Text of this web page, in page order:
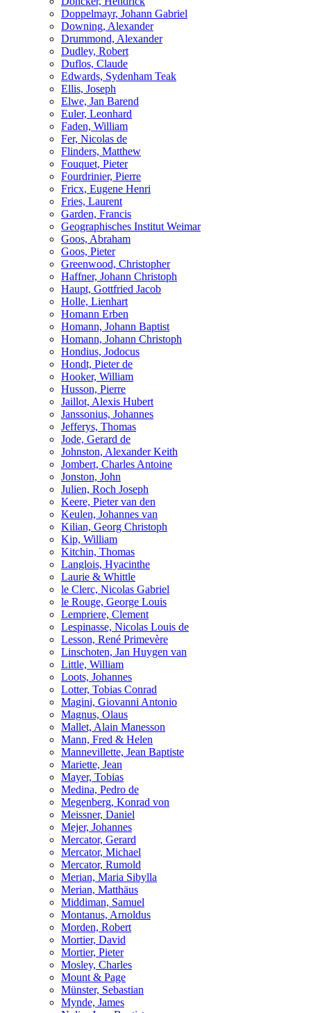
Doppelmayr, Johann Gabriel
Downing, Alexander
Drummond, Alexander
Dudley, Robert
Duflos, Claude
Edwards, Sydenham Teak
Ellis, Joseph
Elwe, Jan Barend
Euler, Leonhard
Faden, William
Fer, Nicolas de
Flinders, Matthew
Fouquet, Pieter
Fourdrinier, Pierre
Fricx, Eugene Henri
Fries, Laurent
Garden, Francis
Geographisches Institut Weimar
Goos, Abraham
Goos, Pieter
Greenwood, Christopher
Haffner, Johann Christoph
Haupt, Gottfried Jacob
Holle, Lienhart
Homann Erben
Homann, Johann Baptist
Homann, Johann Christoph
Hondius, Jodocus
Hondt, Pieter de
Hooker, William
Husson, Pierre
Jaillot, Alexis Hubert
Janssonius, Johannes
Jefferys, Thomas
Jode, Gerard de
Johnston, Alexander Keith
Jombert, Charles Antoine
Jonston, John
Julien, Roch Joseph
Keere, Pieter van den
Keulen, Johannes van
Kilian, Georg Christoph
Kip, William
Kitchin, Thomas
Langlois, Hyacinthe
Laurie & Whittle
le Clerc, Nicolas Gabriel
le Rouge, George Louis
Lempriere, Clement
Lespinasse, Nicolas Louis de
Lesson, René Primevère
Linschoten, Jan Huygen van
Little, William
Loots, Johannes
Lotter, Tobias Conrad
Magini, Giovanni Antonio
Magnus, Olaus
Mallet, Alain Manesson
Mann, Fred & Helen
Mannevillette, Jean Baptiste
Mariette, Jean
Mayer, Tobias
Medina, Pedro de
Megenberg, Konrad von
Meissner, Daniel
Mejer, Johannes
Mercator, Gerard
Mercator, Michael
Mercator, Rumold
Merian, Maria Sibylla
Merian, Matthäus
Middiman, Samuel
Montanus, Arnoldus
Morden, Robert
Mortier, David
Mortier, Pieter
Mosley, Charles
Mount & Page
Münster, Sebastian
Mynde, James